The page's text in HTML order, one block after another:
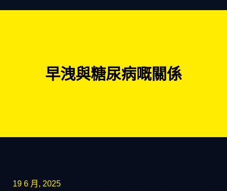
早洩與糖尿病嘅關係
19 6 月, 2025